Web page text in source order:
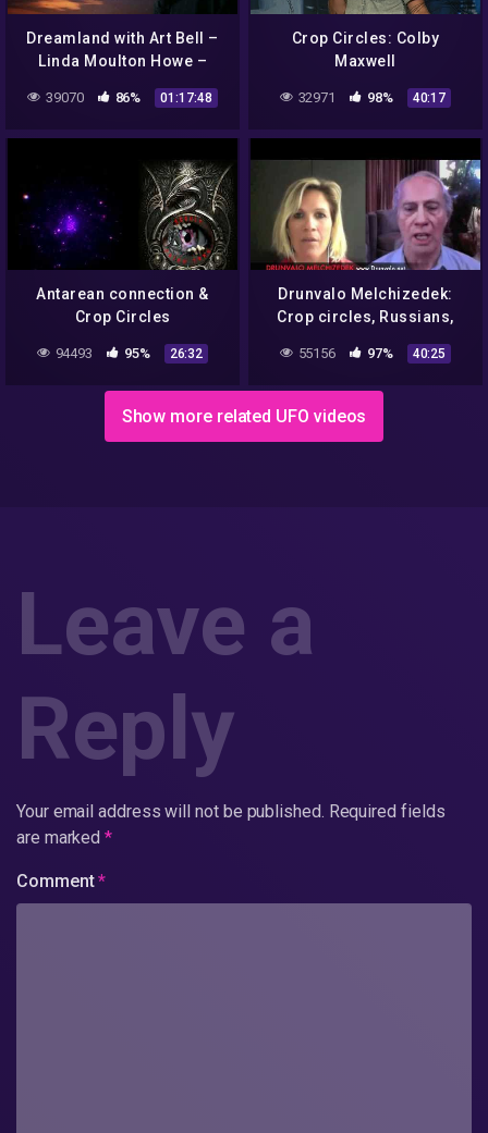
Dreamland with Art Bell –
Linda Moulton Howe –
Crop Circles – Dr. Steven
Greer, CSETI – 1996-09-01
39070 86% 01:17:48
Crop Circles: Colby
Maxwell
32971 98% 40:17
Antarean connection &
Crop Circles
94493 95% 26:32
Drunvalo Melchizedek:
Crop circles, Russians,
coming solar flares…use
your discernment !!
55156 97% 40:25
Show more related UFO videos
Leave a
Reply
Your email address will not be published. Required fields
are marked*
Comment*